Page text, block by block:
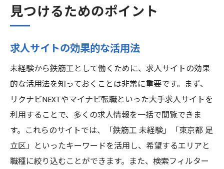
見つけるためのポイント
求人サイトの効果的な活用法
未経験から鉄筋工として働くために、求人サイトの効果
的な活用法を知っておくことは非常に重要です。まず、
リクナビNEXTやマイナビ転職といった大手求人サイトを
利用することで、多くの求人情報を一括で閲覧できま
す。これらのサイトでは、「鉄筋工 未経験」「東京都 足
立区」といったキーワードを活用し、希望するエリアと
職種に絞り込むことができます。また、検索フィルター